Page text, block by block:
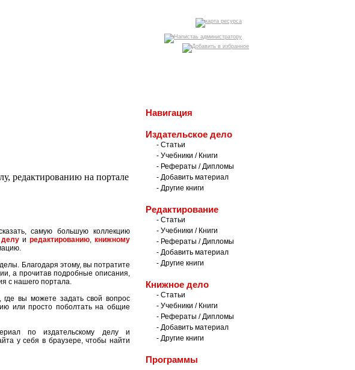
самую большую коллекцию
делу и редактированию, книжному
Благодаря этому, вы потратите
а прочитав подробные описания,
с нашего портала.
, где вы можете задать свой вопрос
или просто поболтать на общие
по издательскому делу и
у себя в браузере, чтобы найти
Навигация
Издательское дело
- Статьи
- Учебники / Книги
- Рефераты / Дипломы
- Добавить материал
- Другие книги
Редактирование
- Статьи
- Учебники / Книги
- Рефераты / Дипломы
- Добавить материал
- Другие книги
Книжное дело
- Статьи
- Учебники / Книги
- Рефераты / Дипломы
- Добавить материал
- Другие книги
Программы